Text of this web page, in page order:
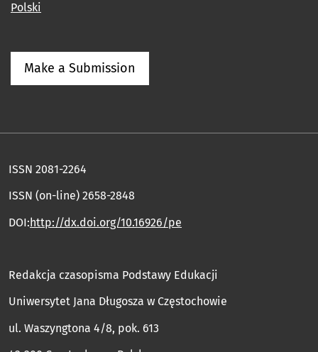
Polski
Make a Submission
ISSN 2081-2264
ISSN (on-line) 2658-2848
DOI:http://dx.doi.org/10.16926/pe
Redakcja czasopisma Podstawy Edukacji
Uniwersytet Jana Długosza w Częstochowie
ul. Waszyngtona 4/8, pok. 613